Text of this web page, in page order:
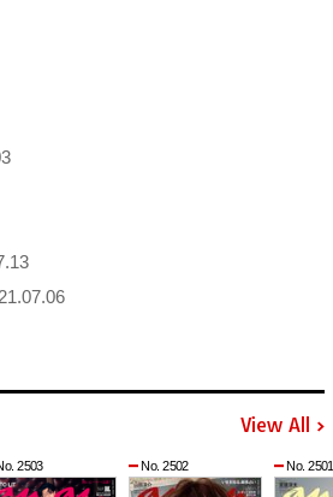
View All
2503 No. 2502 No. 2501